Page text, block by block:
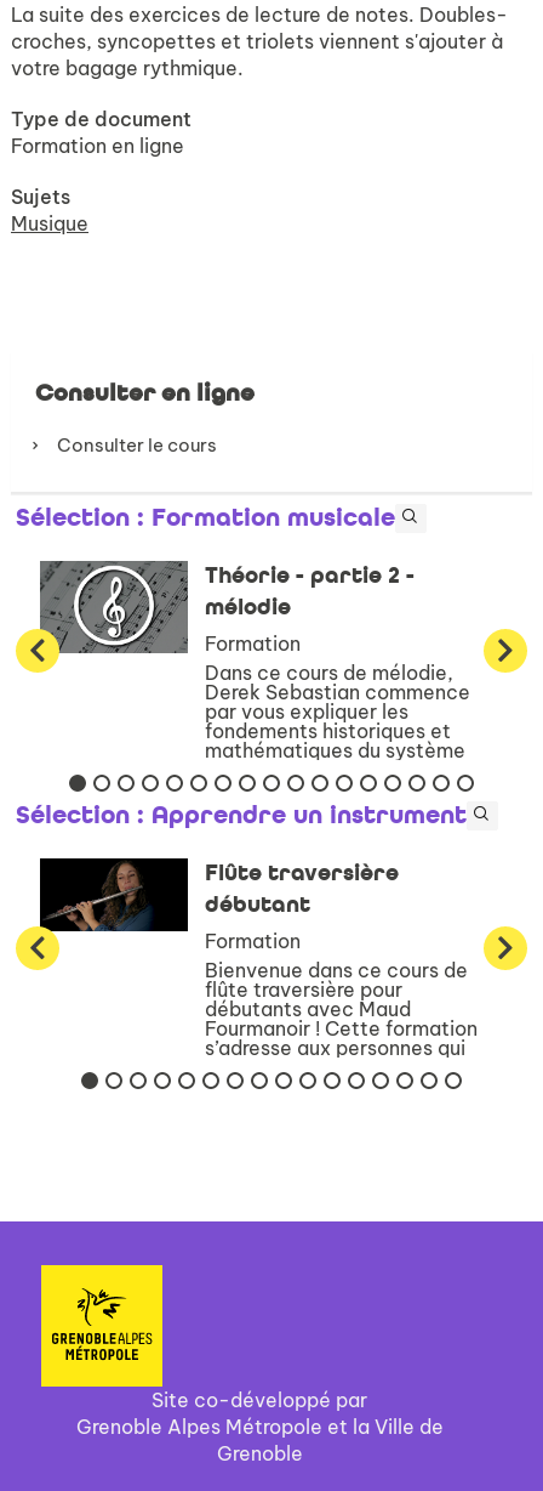
La suite des exercices de lecture de notes. Doubles-
croches, syncopettes et triolets viennent s'ajouter à
votre bagage rythmique.
Type de document
Formation en ligne
Sujets
Musique
Consulter en ligne
Consulter le cours
Sélection : Formation musicale
Théorie - partie 2 -
mélodie
Formation
Dans ce cours de mélodie,
Derek Sebastian commence
par vous expliquer les
fondements historiques et
mathématiques du système
mélodique occidental. Il vous
présente ensuite l’ensemble
des systèmes conventionnels
de notation existan...
Sélection : Apprendre un instrument
Flûte traversière
débutant
Formation
Bienvenue dans ce cours de
flûte traversière pour
débutants avec Maud
Fourmanoir ! Cette formation
s’adresse aux personnes qui
souhaitent apprendre à jouer
de la flûte traversière, ou pour
Site co-développé par
Grenoble Alpes Métropole et la Ville de
Grenoble